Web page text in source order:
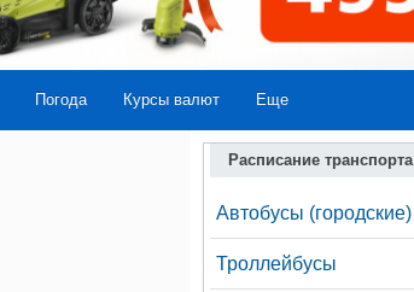
Погода Курсы валют Еще
Расписание транспорта
Автобусы (городские)
Троллейбусы